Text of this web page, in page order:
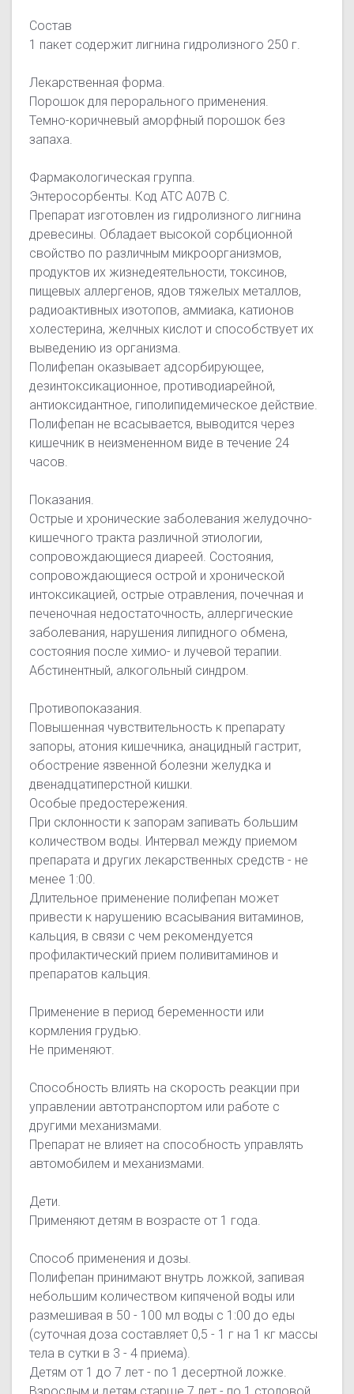
Состав
1 пакет содержит лигнина гидролизного 250 г.
Лекарственная форма.
Порошок для перорального применения.
Темно-коричневый аморфный порошок без
запаха.
Фармакологическая группа.
Энтеросорбенты. Код АТС А07В С.
Препарат изготовлен из гидролизного лигнина
древесины. Обладает высокой сорбционной
свойство по различным микроорганизмов,
продуктов их жизнедеятельности, токсинов,
пищевых аллергенов, ядов тяжелых металлов,
радиоактивных изотопов, аммиака, катионов
холестерина, желчных кислот и способствует их
выведению из организма.
Полифепан оказывает адсорбирующее,
дезинтоксикационное, противодиарейной,
антиоксидантное, гиполипидемическое действие.
Полифепан не всасывается, выводится через
кишечник в неизмененном виде в течение 24
часов.
Показания.
Острые и хронические заболевания желудочно-
кишечного тракта различной этиологии,
сопровождающиеся диареей. Состояния,
сопровождающиеся острой и хронической
интоксикацией, острые отравления, почечная и
печеночная недостаточность, аллергические
заболевания, нарушения липидного обмена,
состояния после химио- и лучевой терапии.
Абстинентный, алкогольный синдром.
Противопоказания.
Повышенная чувствительность к препарату
запоры, атония кишечника, анацидный гастрит,
обострение язвенной болезни желудка и
двенадцатиперстной кишки.
Особые предостережения.
При склонности к запорам запивать большим
количеством воды. Интервал между приемом
препарата и других лекарственных средств - не
менее 1:00.
Длительное применение полифепан может
привести к нарушению всасывания витаминов,
кальция, в связи с чем рекомендуется
профилактический прием поливитаминов и
препаратов кальция.
Применение в период беременности или
кормления грудью.
Не применяют.
Способность влиять на скорость реакции при
управлении автотранспортом или работе с
другими механизмами.
Препарат не влияет на способность управлять
автомобилем и механизмами.
Дети.
Применяют детям в возрасте от 1 года.
Способ применения и дозы.
Полифепан принимают внутрь ложкой, запивая
небольшим количеством кипяченой воды или
размешивая в 50 - 100 мл воды с 1:00 до еды
(суточная доза составляет 0,5 - 1 г на 1 кг массы
тела в сутки в 3 - 4 приема).
Детям от 1 до 7 лет - по 1 десертной ложке.